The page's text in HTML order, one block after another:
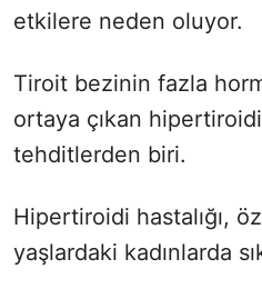
etkilere neden oluyor.
Tiroit bezinin fazla
ortaya çıkan
tehditlerden biri.
Hipertiroidi hastalığı,
yaşlardaki kadınlarda